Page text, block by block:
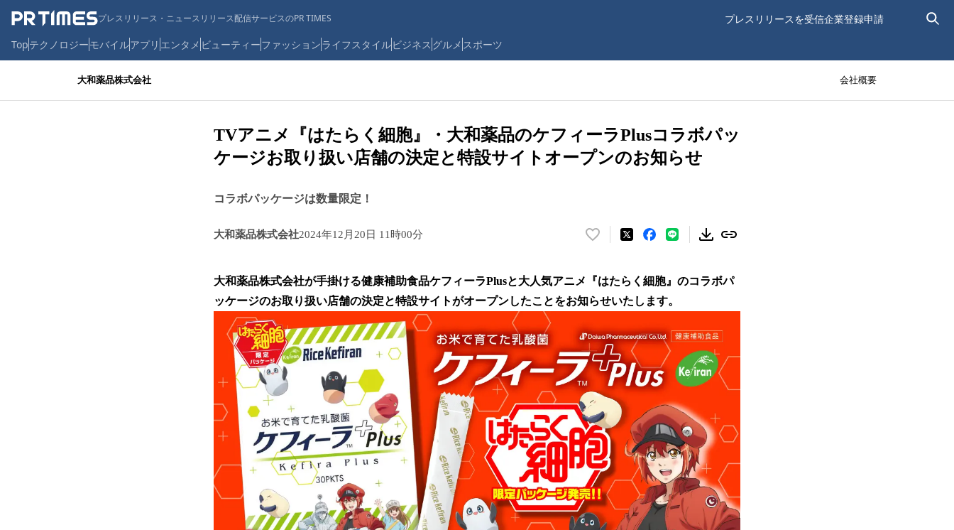
プレスリリース・ニュースリリース配信サービスのPR TIMES プレスリリースを受信企業登録申請
Topテクノロジーモバイルアプリ エンタメ ビューティーファッションライフスタイルビジネス グルメ スポーツ
大和薬品株式会社 会社概要
TVアニメ『はたらく細胞』・大和薬品のケフィーラPlusコラボパッ
ケージお取り扱い店舗の決定と特設サイトオープンのお知らせ
コラボパッケージは数量限定！
大和薬品株式会社2024年12月20日 11時00分
い
！
数
読
込
み
中
で
す
大和薬品株式会社が手掛ける健康補助食品ケフィーラPlusと大人気アニメ『はたらく細胞』のコラボパ
ッケージのお取り扱い店舗の決定と特設サイトがオープンしたことをお知らせいたします。